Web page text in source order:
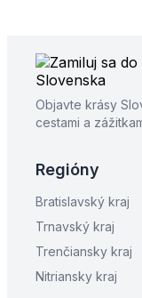
Objavte krásy
cestami a
Regióny
Bratislavský kraj
Trnavský kraj
Trenčiansky kraj
Nitriansky kraj